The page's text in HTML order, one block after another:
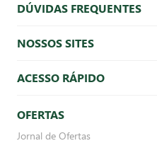
DÚVIDAS FREQUENTES
NOSSOS SITES
ACESSO RÁPIDO
OFERTAS
Jornal de Ofertas